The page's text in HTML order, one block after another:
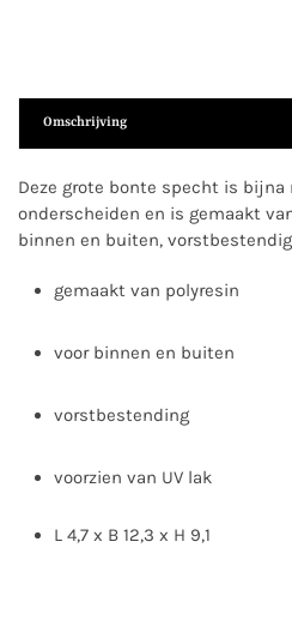
Omschrijving
Deze grote bonte specht is
onderscheiden en is gemaakt
binnen en buiten,
gemaakt van polyresin
voor binnen en buiten
vorstbestending
voorzien van UV lak
L 4,7 x B 12,3 x H 9,1